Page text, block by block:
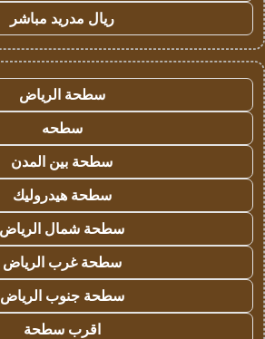
ريال مدريد مباشر
سطحة الرياض
سطحه
سطحة بين المدن
سطحة هيدروليك
سطحة شمال الرياض
سطحة غرب الرياض
سطحة جنوب الرياض
اقرب سطحة